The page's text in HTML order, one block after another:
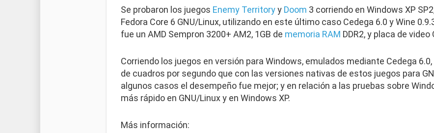
Se probaron los juegos Enemy Territoryy Doom 3 corriendo en Windows XP
Fedora Core 6 GNU/Linux, utilizando en este último caso Cedega 6.0 y Wine
fue un AMD Sempron 3200+ AM2, 1GB de memoria RAM DDR2, y placa de video
Corriendo los juegos en versión para Windows, emulados mediante Cedega
de cuadros por segundo que con las versiones nativas de estos juegos para
algunos casos el desempeño fue mejor; y en relación a las pruebas sobre
más rápido en GNU/Linux y en Windows XP.
Más información: